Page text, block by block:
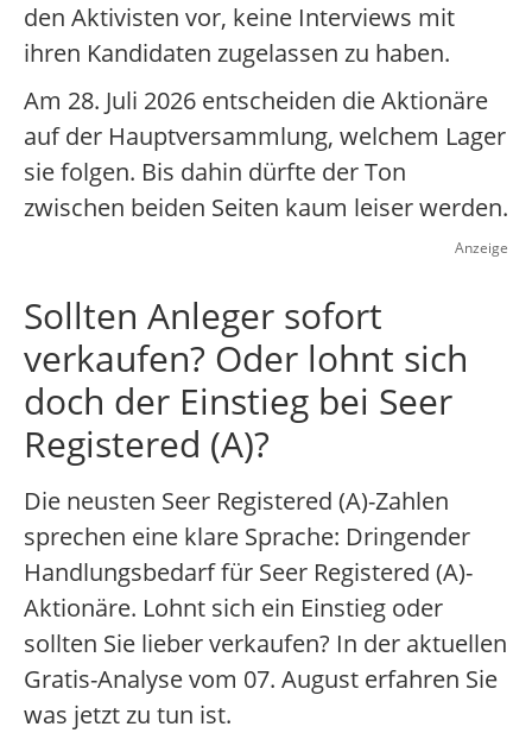
den Aktivisten vor, keine Interviews mit
ihren Kandidaten zugelassen zu haben.
Am 28. Juli 2026 entscheiden die Aktionäre
auf der Hauptversammlung, welchem Lager
sie folgen. Bis dahin dürfte der Ton
zwischen beiden Seiten kaum leiser werden.
Anzeige
Sollten Anleger sofort
verkaufen? Oder lohnt sich
doch der Einstieg bei Seer
Registered (A)?
Die neusten Seer Registered (A)-Zahlen
sprechen eine klare Sprache: Dringender
Handlungsbedarf für Seer Registered (A)-
Aktionäre. Lohnt sich ein Einstieg oder
sollten Sie lieber verkaufen? In der aktuellen
Gratis-Analyse vom 07. August erfahren Sie
was jetzt zu tun ist.